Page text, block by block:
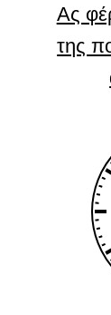
Ας
της